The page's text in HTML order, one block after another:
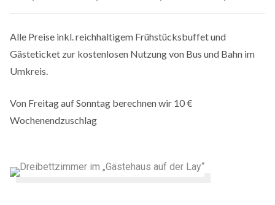
Alle Preise inkl. reichhaltigem Frühstücksbuffet und
Gästeticket zur kostenlosen Nutzung von Bus und Bahn im
Umkreis.
Von Freitag auf Sonntag berechnen wir 10 €
Wochenendzuschlag